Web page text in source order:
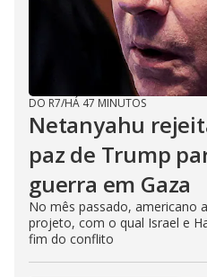
DO R7/HÁ 47 MINUTOS
Netanyahu
paz de Trump
guerra em Gaza
No mês passado, americano
projeto, com o qual Israel e
fim do conflito